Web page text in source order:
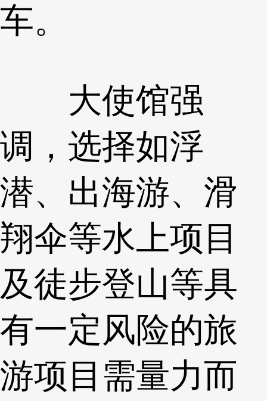
车。
大使馆强
调，选择如浮
潜、出海游、滑
翔伞等水上项目
及徒步登山等具
有一定风险的旅
游项目需量力而